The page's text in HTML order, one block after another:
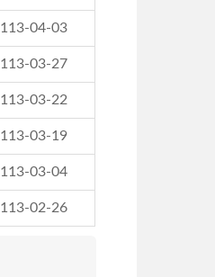
113-04-03
113-03-27
113-03-22
113-03-19
113-03-04
113-02-26